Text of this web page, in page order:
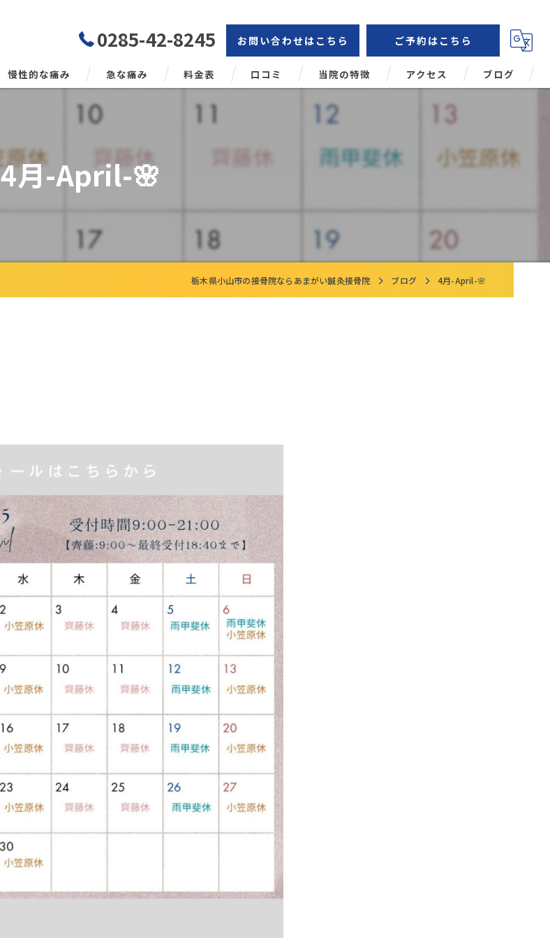
0285-42-8245 お問い合わせはこちら ご予約はこちら
慢性的な痛み 急な痛み 料金表 口コミ 当院の特徴
鍼灸
肩こり
姿勢矯正
アクセス ブログ
4月-April-🌸
栃木県小山市の接骨院ならあまがい鍼灸接骨院 ブログ 4月-April-🌸